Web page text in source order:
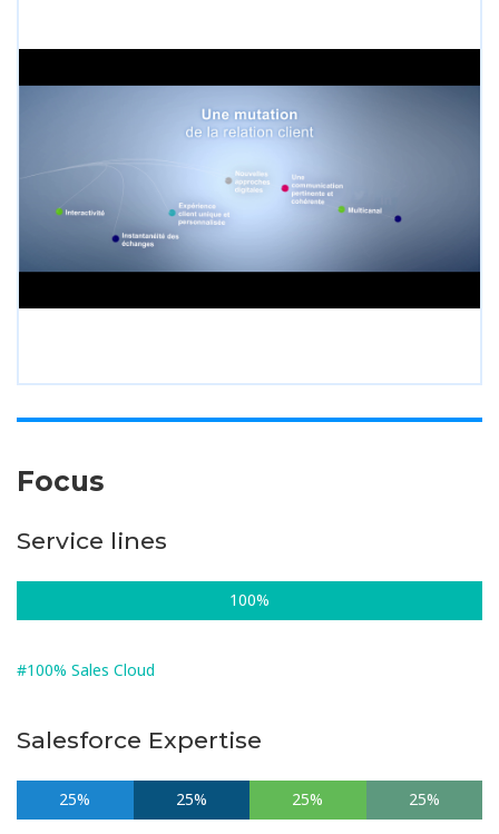
Focus
Service lines
100%
#100% Sales Cloud
Salesforce Expertise
25% 25% 25% 25%